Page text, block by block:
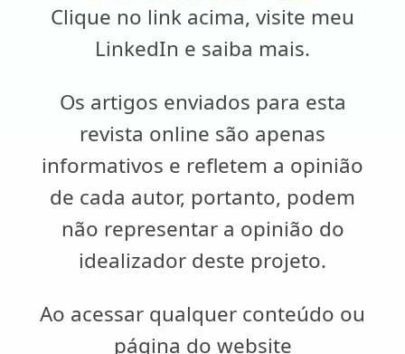
Clique no link acima, visite meu
LinkedIn e saiba mais.
Os artigos enviados para esta
revista online são apenas
informativos e refletem a opinião
de cada autor, portanto, podem
não representar a opinião do
idealizador deste projeto.
Ao acessar qualquer conteúdo ou
página do website